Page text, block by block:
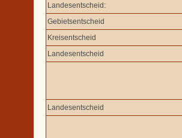
Landesentscheid:
Gebietsentscheid
Kreisentscheid
Landesentscheid
Landesentscheid